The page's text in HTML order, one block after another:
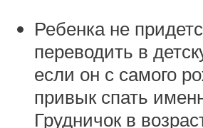
Ребенка не
переводить в
если он с самого
привык спать
Грудничок в